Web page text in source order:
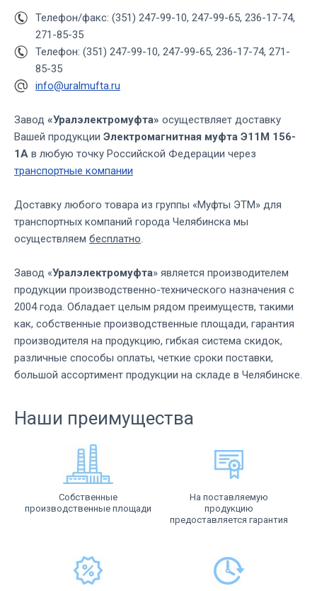
Телефон/факс: (351) 247-99-10, 247-99-65, 236-17-74,
271-85-35
Телефон: (351) 247-99-10, 247-99-65, 236-17-74, 271-
85-35
info@uralmufta.ru
Завод «Уралэлектромуфта» осуществляет доставку
Вашей продукции Электромагнитная муфта Э11М 156-
1А в любую точку Российской Федерации через
транспортные компании
Доставку любого товара из группы «Муфты ЭТМ» для
транспортных компаний города Челябинска мы
осуществляем бесплатно.
Завод «Уралэлектромуфта» является производителем
продукции производственно-технического назначения с
2004 года. Обладает целым рядом преимуществ, такими
как, собственные производственные площади, гарантия
производителя на продукцию, гибкая система скидок,
различные способы оплаты, четкие сроки поставки,
большой ассортимент продукции на складе в Челябинске.
Наши преимущества
Собственные
производственные площади
На поставляемую
продукцию
предоставляется гарантия